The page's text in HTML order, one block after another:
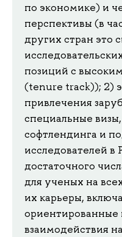
по экономике) и
перспективы (в
других стран это
позиций с
(tenure track)); 2)
привлечения
специальные
софтлендинга и
исследователей в
достаточного
для ученых на
их карьеры,
взаимодействия